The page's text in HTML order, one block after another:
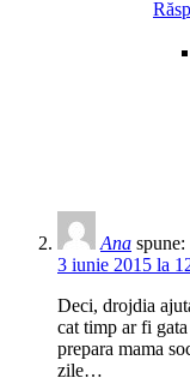
Ana spune:
3 iunie 2015 la
Deci, drojdia
cat timp ar fi
prepara mama
zile…